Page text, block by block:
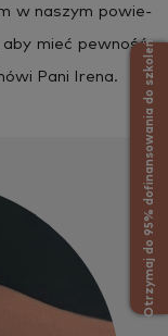
w na­szym po­wie­
mieć pew­ność,
Pani Irena.
Otrzymaj do 95% dofinansowania do szkoleń